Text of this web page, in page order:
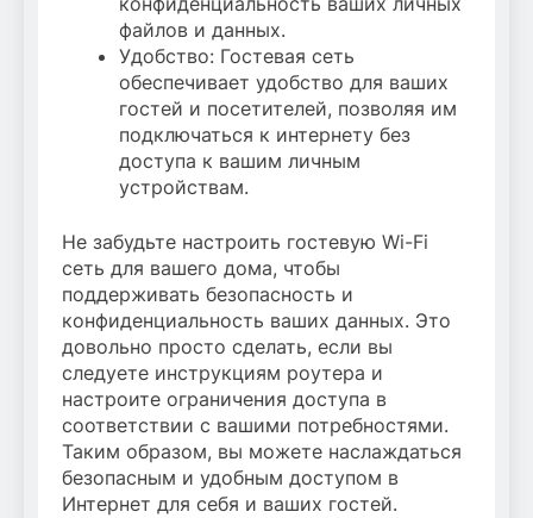
файлов и данных.
Удобство: Гостевая сеть
обеспечивает удобство для ваших
гостей и посетителей, позволяя им
подключаться к интернету без
доступа к вашим личным
устройствам.
Не забудьте настроить гостевую Wi-Fi
сеть для вашего дома, чтобы
поддерживать безопасность и
конфиденциальность ваших данных. Это
довольно просто сделать, если вы
следуете инструкциям роутера и
настроите ограничения доступа в
соответствии с вашими потребностями.
Таким образом, вы можете наслаждаться
безопасным и удобным доступом в
Интернет для себя и ваших гостей.